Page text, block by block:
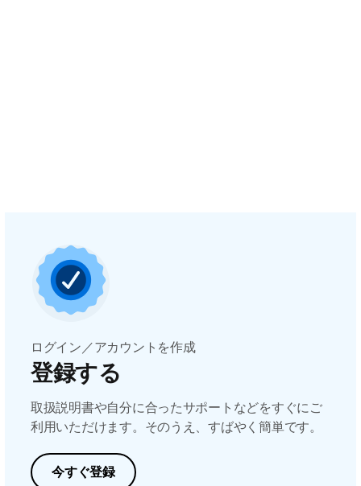
ログイン／アカウントを作成
登録する
取扱説明書や自分に合ったサポートなどをすぐにご
利用いただけます。そのうえ、すばやく簡単です。
今すぐ登録